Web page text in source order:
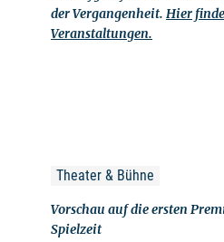
der Vergangenheit. Hier
Veranstaltungen.
Theater & Bühne
Vorschau auf die ersten
Spielzeit